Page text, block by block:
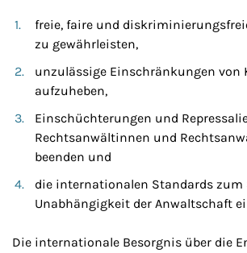
freie, faire und
zu gewährleisten,
unzulässige Einschränkungen von
aufzuheben,
Einschüchterungen und
Rechtsanwältinnen und
beenden und
die internationalen Standards zum
Unabhängigkeit der Anwaltschaft
Die internationale Besorgnis über die